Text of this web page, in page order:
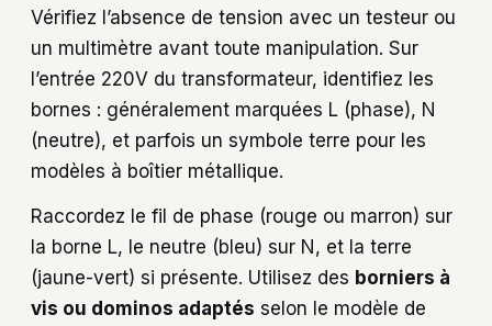
Vérifiez l’absence de tension avec un testeur ou
un multimètre avant toute manipulation. Sur
l’entrée 220V du transformateur, identifiez les
bornes : généralement marquées L (phase), N
(neutre), et parfois un symbole terre pour les
modèles à boîtier métallique.
Raccordez le fil de phase (rouge ou marron) sur
la borne L, le neutre (bleu) sur N, et la terre
(jaune-vert) si présente. Utilisez des borniers à
vis ou dominos adaptés selon le modèle de